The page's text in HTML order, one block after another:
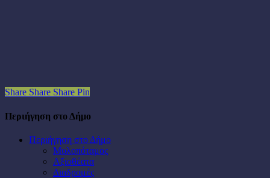
Share Share Share Pin
Περιήγηση στο Δήμο
Περιήγηση στο Δήμο
Μυλοπόταμος
Αξιοθέατα
Διαδρομές